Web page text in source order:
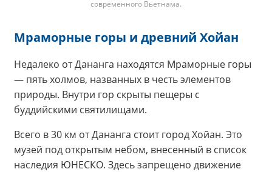
современного Вьетнама.
Мраморные горы и древний Хойан
Недалеко от Дананга находятся Мраморные горы
— пять холмов, названных в честь элементов
природы. Внутри гор скрыты пещеры с
буддийскими святилищами.
Всего в 30 км от Дананга стоит город Хойан. Это
музей под открытым небом, внесенный в список
наследия ЮНЕСКО. Здесь запрещено движение